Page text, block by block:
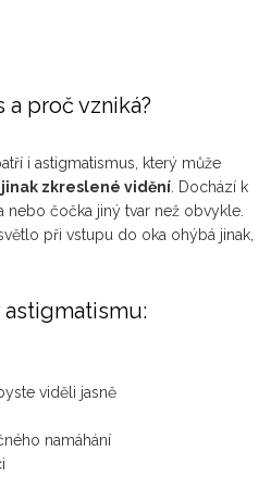
proč vzniká?
i astigmatismus, který může
jinak zkreslené vidění . Dochází k
nebo čočka jiný tvar než obvykle.
při vstupu do oka ohýbá jinak,
viděli jasně
namáhání